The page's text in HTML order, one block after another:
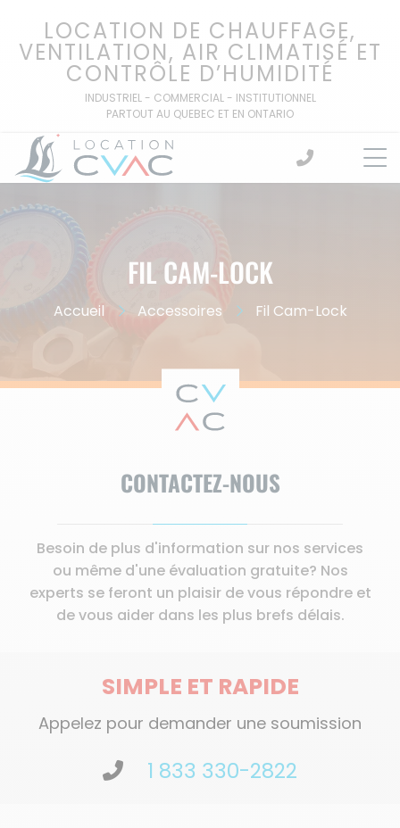
contenu
LOCATION DE CHAUFFAGE,
VENTILATION, AIR CLIMATISÉ ET
CONTRÔLE D’HUMIDITÉ
INDUSTRIEL - COMMERCIAL - INSTITUTIONNEL
PARTOUT AU QUEBEC ET EN ONTARIO
FIL CAM-LOCK
Accueil Accessoires Fil Cam-Lock
CONTACTEZ-NOUS
Besoin de plus d'information sur nos services
ou même d'une évaluation gratuite? Nos
experts se feront un plaisir de vous répondre et
de vous aider dans les plus brefs délais.
SIMPLE ET RAPIDE
Appelez pour demander une soumission
1 833 330-2822